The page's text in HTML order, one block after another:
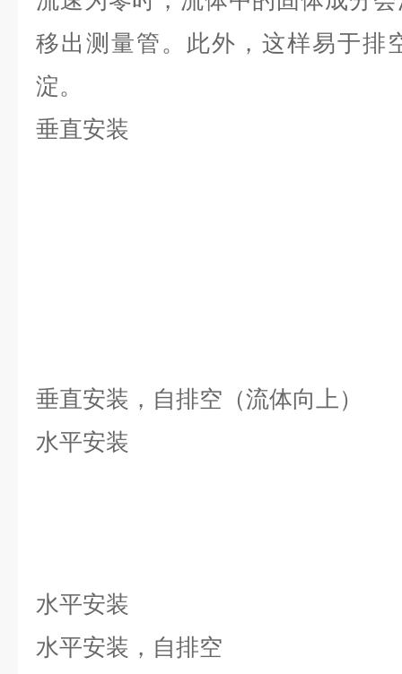
移出测量管。此外，这样易于排
淀。
垂直安装
垂直安装，自排空（流体向上）
水平安装
水平安装
水平安装，自排空